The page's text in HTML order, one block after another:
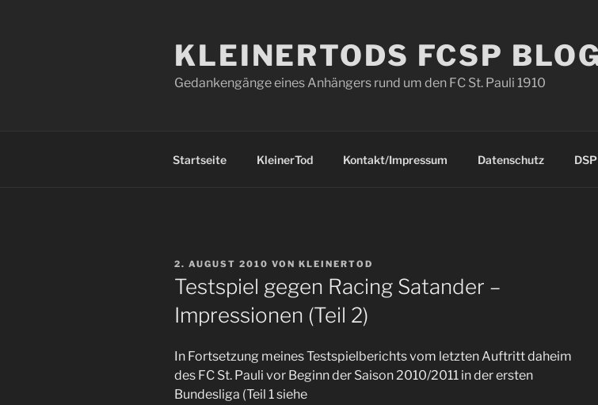
KLEINERTODS FCSP BLOG
Gedankengänge eines Anhängers rund um den FC St. Pauli 1910
Startseite KleinerTod Kontakt/Impressum Datenschutz DSP
VERÖFFENTLICHT
AM
2. AUGUST 2010 VON KLEINERTOD
Testspiel gegen Racing Satander –
Impressionen (Teil 2)
In Fortsetzung meines Testspielberichts vom letzten Auftritt daheim
des FC St. Pauli vor Beginn der Saison 2010/2011 in der ersten
Bundesliga (Teil 1 siehe